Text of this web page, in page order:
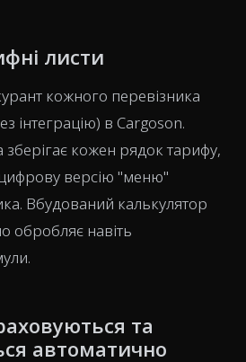
листи
кожного перевізника
інтеграцію) в Cargoson.
зберігає кожен рядок тарифу,
версію "меню"
Вбудований калькулятор
обробляє навіть
та
автоматично